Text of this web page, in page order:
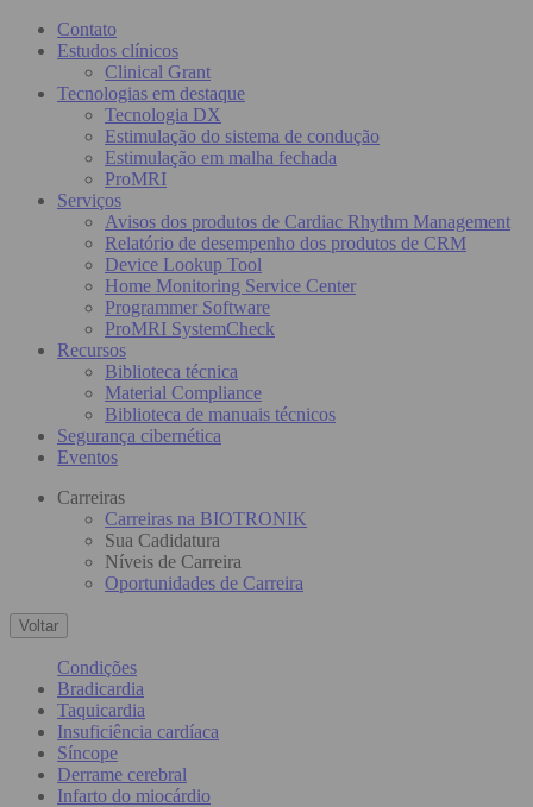
Contato
Estudos clínicos
Clinical Grant
Tecnologias em destaque
Tecnologia DX
Estimulação do sistema de condução
Estimulação em malha fechada
ProMRI
Serviços
Avisos dos produtos de Cardiac Rhythm Management
Relatório de desempenho dos produtos de CRM
Device Lookup Tool
Home Monitoring Service Center
Programmer Software
ProMRI SystemCheck
Recursos
Biblioteca técnica
Material Compliance
Biblioteca de manuais técnicos
Segurança cibernética
Eventos
Carreiras
Carreiras na BIOTRONIK
Sua Cadidatura
Níveis de Carreira
Oportunidades de Carreira
Voltar
Condições
Bradicardia
Taquicardia
Insuficiência cardíaca
Síncope
Derrame cerebral
Infarto do miocárdio